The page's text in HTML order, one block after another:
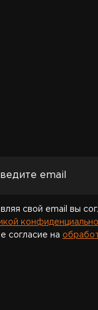
свой email вы
согласие на